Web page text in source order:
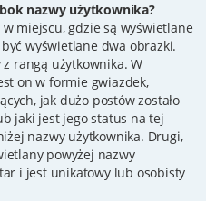
nazwy użytkownika?
miejscu, gdzie są wyświetlane
wyświetlane dwa obrazki.
rangą użytkownika. W
on w formie gwiazdek,
jak dużo postów zostało
jaki jest jego status na tej
nazwy użytkownika. Drugi,
powyżej nazwy
i jest unikatowy lub osobisty